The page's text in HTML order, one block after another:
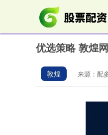
优选策略 敦煌
敦煌 来源：配